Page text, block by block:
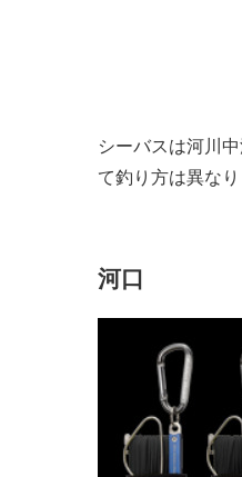
シーバスは河川
て釣り方は異な
河口